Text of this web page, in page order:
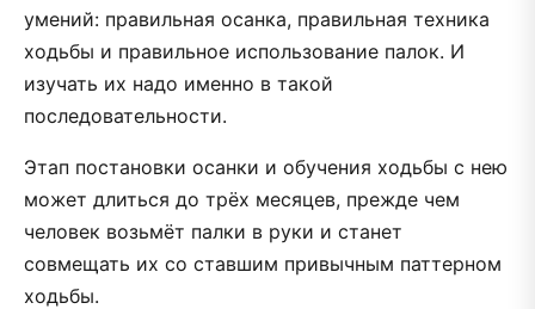
умений: правильная осанка, правильная техника
ходьбы и правильное использование палок. И
изучать их надо именно в такой
последовательности.
Этап постановки осанки и обучения ходьбы с нею
может длиться до трёх месяцев, прежде чем
человек возьмёт палки в руки и станет
совмещать их со ставшим привычным паттерном
ходьбы.